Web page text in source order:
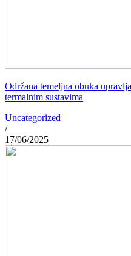
Održana temeljna obuka
termalnim sustavima
Uncategorized
/
17/06/2025